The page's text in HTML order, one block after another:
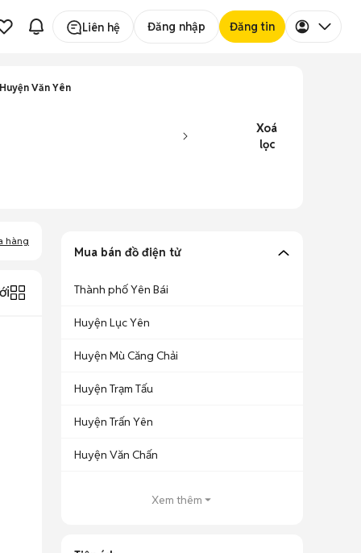
Liên hệ Đăng nhập Đăng tin
Văn Yên
Xoá
lọc
hàng
Mua bán đồ điện tử
Thành phố Yên Bái
Huyện Lục Yên
Huyện Mù Căng Chải
Huyện Trạm Tấu
Huyện Trấn Yên
Huyện Văn Chấn
Xem thêm